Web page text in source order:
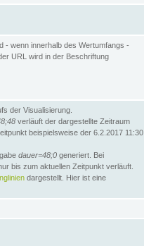
- wenn innerhalb des Wertumfangs -
URL wird in der Beschriftung
der Visualisierung.
verläuft der dargestellte Zeitraum
beispielsweise der 6.2.2017 11:30
dauer=48;0 generiert. Bei
bis zum aktuellen Zeitpunkt verläuft.
dargestellt. Hier ist eine